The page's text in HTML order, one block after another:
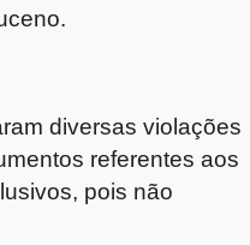
diversas violações
referentes aos
pois não